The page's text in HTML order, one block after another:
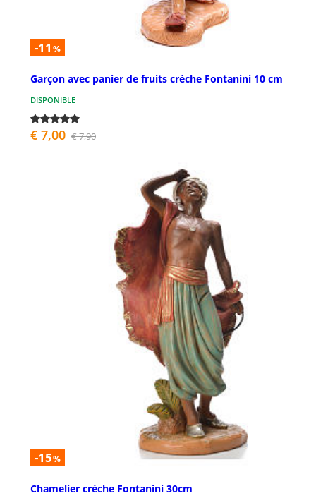
-11 %
Garçon avec panier de fruits crèche Fontanini 10 cm
DISPONIBLE
€ 7,00 € 7,90
-15%
Chamelier crèche Fontanini 30cm